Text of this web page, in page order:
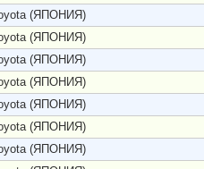
(ЯПОНИЯ)
(ЯПОНИЯ)
(ЯПОНИЯ)
(ЯПОНИЯ)
(ЯПОНИЯ)
(ЯПОНИЯ)
(ЯПОНИЯ)